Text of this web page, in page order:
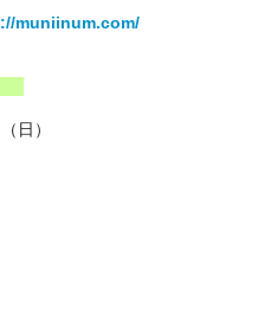
muniinum.com/
日）